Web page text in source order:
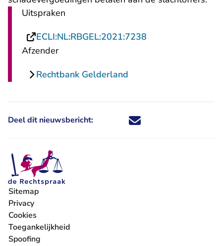
Uitspraken
ECLI:NL:RBGEL:2021:7238
Afzender
Rechtbank Gelderland
Deel dit nieuwsbericht: Deel dit nieuwsbericht via X -
Deel dit nieuwsbericht via
Deel dit nieuwsbericht
Deel dit
Sitemap
Privacy
Cookies
Toegankelijkheid
Spoofing